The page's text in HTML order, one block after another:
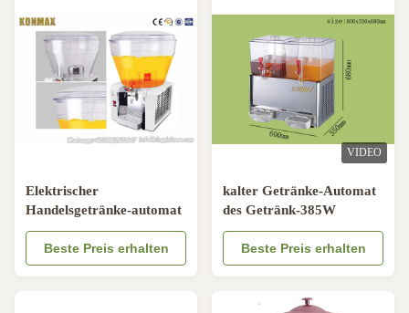
Elektrischer
Handelsgetränke-automat
Beste Preis erhalten
VIDEO
kalter Getränke-Automat
des Getränk-385W
Beste Preis erhalten